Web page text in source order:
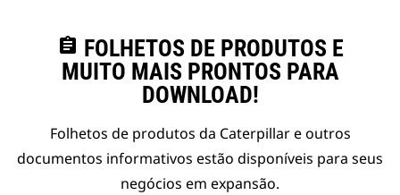
assignment FOLHETOS DE PRODUTOS E
MUITO MAIS PRONTOS PARA
DOWNLOAD!
Folhetos de produtos da Caterpillar e outros
documentos informativos estão disponíveis para seus
negócios em expansão.